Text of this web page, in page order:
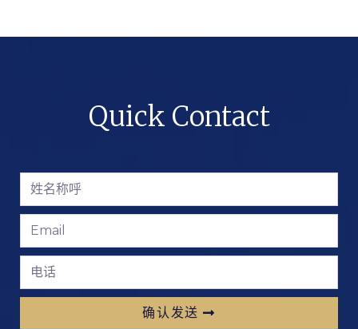
Quick Contact
确认发送